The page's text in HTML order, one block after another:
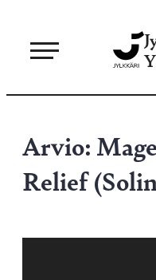
sisältöön
Arvio:
Relief